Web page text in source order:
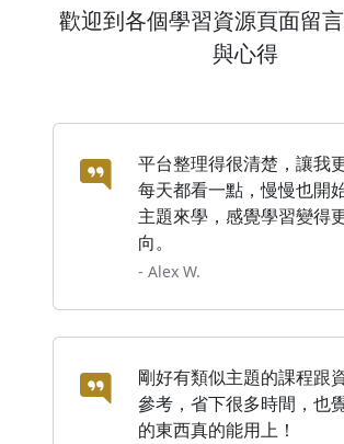
歡迎到各個學習資源頁面留
與心得
平台整理得很清楚，讓我
每天都看一點，慢慢也開
主題來學，感覺學習變得
向。
- Alex W.
剛好有類似主題的課程跟
參考，省下很多時間，也
的東西真的能用上！